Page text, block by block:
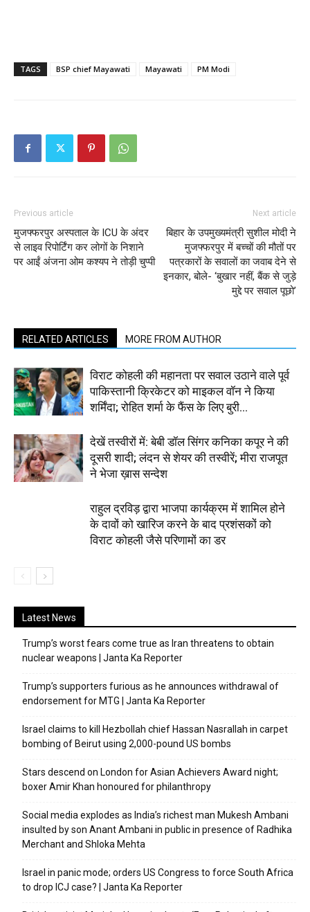
TAGS BSP chief Mayawati Mayawati PM Modi
Previous article
मुजफ्फरपुर अस्पताल के ICU के अंदर
से लाइव रिपोर्टिंग कर लोगों के निशाने
पर आईं अंजना ओम कश्यप ने तोड़ी चुप्पी
Next article
बिहार के उपमुख्यमंत्री सुशील मोदी ने
मुजफ्फरपुर में बच्चों की मौतों पर
पत्रकारों के सवालों का जवाब देने से
इनकार, बोले- ‘बुखार नहीं, बैंक से जुड़े
मुद्दे पर सवाल पूछो’
RELATED ARTICLES MORE FROM AUTHOR
विराट कोहली की महानता पर सवाल उठाने वाले पूर्व
पाकिस्तानी क्रिकेटर को माइकल वॉन ने किया
शर्मिंदा; रोहित शर्मा के फैंस के लिए बुरी...
देखें तस्वीरों में: बेबी डॉल सिंगर कनिका कपूर ने की
दूसरी शादी; लंदन से शेयर की तस्वीरें; मीरा राजपूत
ने भेजा ख़ास सन्देश
राहुल द्रविड़ द्वारा भाजपा कार्यक्रम में शामिल होने
के दावों को खारिज करने के बाद प्रशंसकों को
विराट कोहली जैसे परिणामों का डर
Latest News
Trump’s worst fears come true as Iran threatens to obtain
nuclear weapons | Janta Ka Reporter
Trump’s supporters furious as he announces withdrawal of
endorsement for MTG | Janta Ka Reporter
Israel claims to kill Hezbollah chief Hassan Nasrallah in carpet
bombing of Beirut using 2,000-pound US bombs
Stars descend on London for Asian Achievers Award night;
boxer Amir Khan honoured for philanthropy
Social media explodes as India’s richest man Mukesh Ambani
insulted by son Anant Ambani in public in presence of Radhika
Merchant and Shloka Mehta
Israel in panic mode; orders US Congress to force South Africa
to drop ICJ case? | Janta Ka Reporter